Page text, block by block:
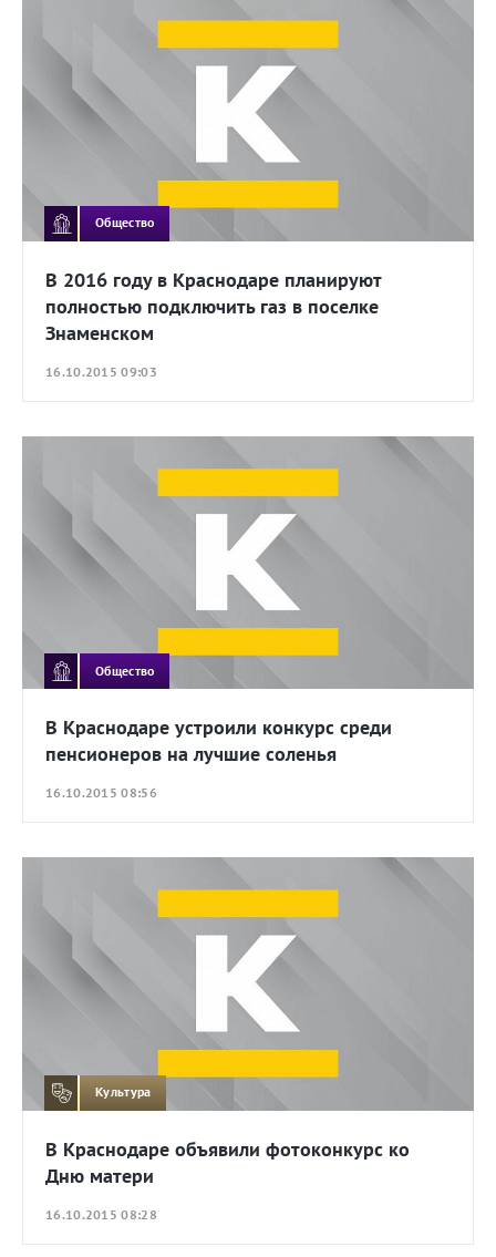
Общество
В 2016 году в Краснодаре планируют
полностью подключить газ в поселке
Знаменском
16.10.2015 09:03
Общество
В Краснодаре устроили конкурс среди
пенсионеров на лучшие соленья
16.10.2015 08:56
Культура
В Краснодаре объявили фотоконкурс ко
Дню матери
16.10.2015 08:28